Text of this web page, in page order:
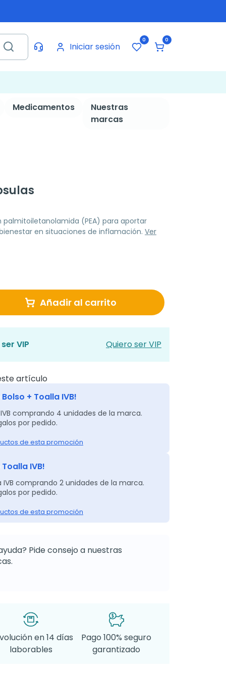
Iniciar sesión
0 0
Medicamentos
Nuestras
marcas
(PEA) para aportar
en situaciones de inflamación. Ver
Añadir al carrito
VIP Quiero ser VIP
artículo
Bolso + Toalla IVB!
IVB comprando 4 unidades de la marca.
por pedido.
de esta promoción
Toalla IVB!
IVB comprando 2 unidades de la marca.
por pedido.
de esta promoción
Pide consejo a nuestras
en 14 días
laborables
Pago 100% seguro
garantizado